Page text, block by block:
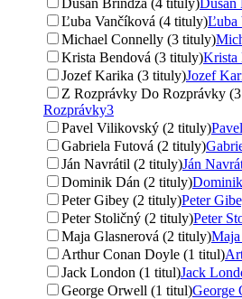
Ľuba Vančíková (4 tituly)Ľuba
Michael Connelly (3 tituly)
Krista Bendová (3 tituly)Krista
Jozef Karika (3 tituly)Jozef
Z Rozprávky Do Rozprávky
Rozprávky3
Pavel Vilikovský (2 tituly)
Gabriela Futová (2 tituly)
Ján Navrátil (2 tituly)Ján
Dominik Dán (2 tituly)
Peter Gibey (2 tituly)Peter
Peter Stoličný (2 tituly)Peter
Maja Glasnerová (2 tituly)Maja
Arthur Conan Doyle (1 titul)
Jack London (1 titul)Jack
George Orwell (1 titul)George